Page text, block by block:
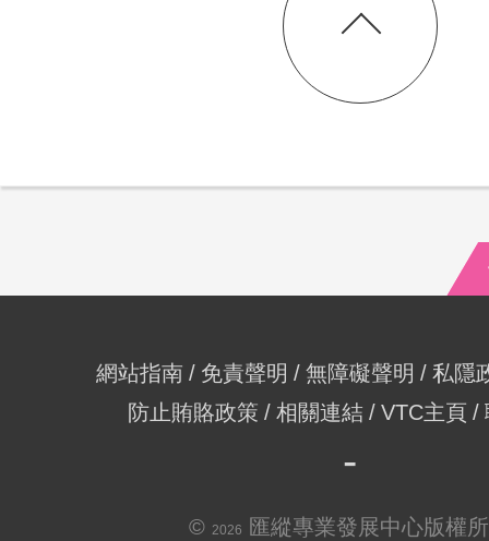
網站指南 免責聲明 無障礙聲明
私隱
防止賄賂政策
相關連結 VTC主頁
© 2026
匯縱專業發展中心版權